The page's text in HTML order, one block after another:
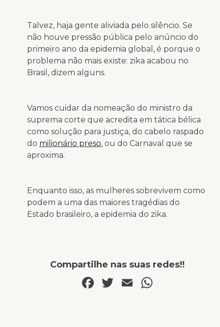
Talvez, haja gente aliviada pelo silêncio. Se
não houve pressão pública pelo anúncio do
primeiro ano da epidemia global, é porque o
problema não mais existe: zika acabou no
Brasil, dizem alguns.
Vamos cuidar da nomeação do ministro da
suprema corte que acredita em tática bélica
como solução para justiça, do cabelo raspado
do milionário preso, ou do Carnaval que se
aproxima.
Enquanto isso, as mulheres sobrevivem como
podem a uma das maiores tragédias do
Estado brasileiro, a epidemia do zika.
Compartilhe nas suas redes!!
Facebook
Twitter
Email